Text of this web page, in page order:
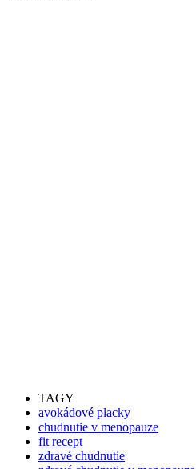
TAGY
avokádové placky
chudnutie v menopauze
fit recept
zdravé chudnutie